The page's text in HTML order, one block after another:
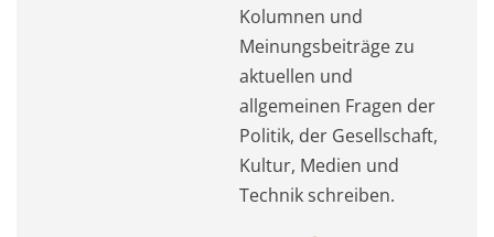
Kolumnen und
Meinungsbeiträge zu
aktuellen und
allgemeinen Fragen der
Politik, der Gesellschaft,
Kultur, Medien und
Technik schreiben.